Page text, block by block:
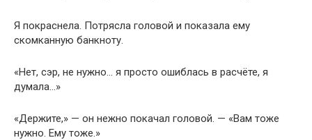
Я покраснела. Потрясла головой и показала ему
скомканную банкноту.
«Нет, сэр, не нужно… я просто ошиблась в расчёте, я
думала…»
«Держите,» — он нежно покачал головой. — «Вам тоже
нужно. Ему тоже.»